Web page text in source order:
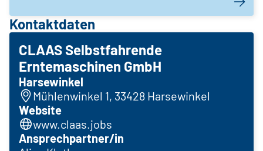
Kontaktdaten
CLAAS Selbstfahrende
Erntemaschinen GmbH
Harsewinkel
Mühlenwinkel 1, 33428 Harsewinkel
Website
www.claas.jobs
Ansprechpartner/in